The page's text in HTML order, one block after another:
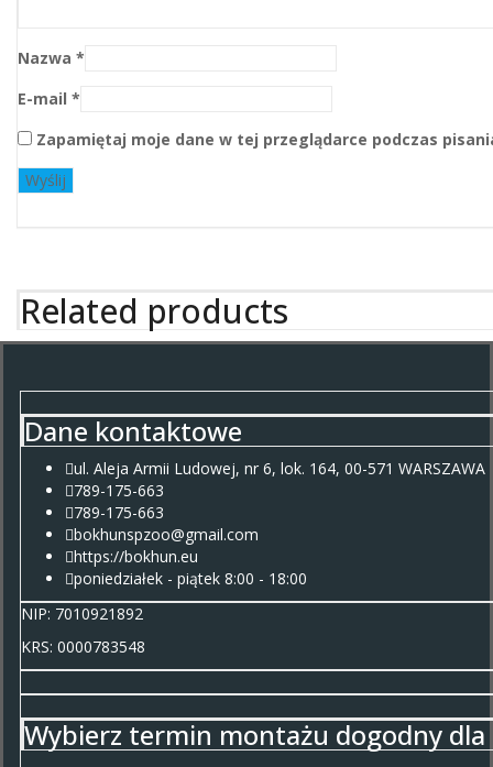
Nazwa *
E-mail *
Zapamiętaj moje dane w tej przeglądarce podczas
Related products
Dane kontaktowe
ul. Aleja Armii Ludowej, nr 6, lok. 164, 00-571 WARSZAWA
789-175-663
789-175-663
bokhunspzoo@gmail.com
https://bokhun.eu
poniedziałek - piątek 8:00 - 18:00
NIP: 7010921892
KRS: 0000783548
Wybierz termin montażu dogodny dla